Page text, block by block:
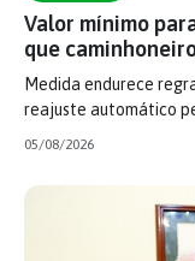
Valor mínimo
que
Medida endurece
reajuste automático
05/08/2026